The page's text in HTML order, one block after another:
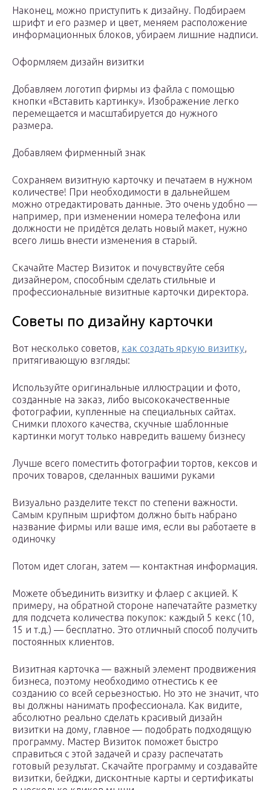
Наконец, можно приступить к дизайну. Подбираем
шрифт и его размер и цвет, меняем расположение
информационных блоков, убираем лишние надписи.
Оформляем дизайн визитки
Добавляем логотип фирмы из файла с помощью
кнопки «Вставить картинку». Изображение легко
перемещается и масштабируется до нужного
размера.
Добавляем фирменный знак
Сохраняем визитную карточку и печатаем в нужном
количестве! При необходимости в дальнейшем
можно отредактировать данные. Это очень удобно —
например, при изменении номера телефона или
должности не придётся делать новый макет, нужно
всего лишь внести изменения в старый.
Скачайте Мастер Визиток и почувствуйте себя
дизайнером, способным сделать стильные и
профессиональные визитные карточки директора.
Советы по дизайну карточки
Вот несколько советов, как создать яркую визитку,
притягивающую взгляды:
Используйте оригинальные иллюстрации и фото,
созданные на заказ, либо высококачественные
фотографии, купленные на специальных сайтах.
Снимки плохого качества, скучные шаблонные
картинки могут только навредить вашему бизнесу
Лучше всего поместить фотографии тортов, кексов и
прочих товаров, сделанных вашими руками
Визуально разделите текст по степени важности.
Самым крупным шрифтом должно быть набрано
название фирмы или ваше имя, если вы работаете в
одиночку
Потом идет слоган, затем — контактная информация.
Можете объединить визитку и флаер с акцией. К
примеру, на обратной стороне напечатайте разметку
для подсчета количества покупок: каждый 5 кекс (10,
15 и т.д.) — бесплатно. Это отличный способ получить
постоянных клиентов.
Визитная карточка — важный элемент продвижения
бизнеса, поэтому необходимо отнестись к ее
созданию со всей серьезностью. Но это не значит, что
вы должны нанимать профессионала. Как видите,
абсолютно реально сделать красивый дизайн
визитки на дому, главное — подобрать подходящую
программу. Мастер Визиток поможет быстро
справиться с этой задачей и сразу распечатать
готовый результат. Скачайте программу и создавайте
визитки, бейджи, дисконтные карты и сертификаты